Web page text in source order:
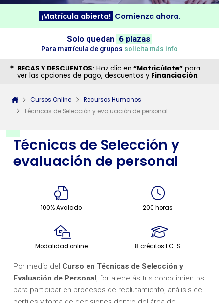
Técnicas de Selección y
evaluación de personal
100% Avalado 200 horas
Modalidad online 8 créditos ECTS
Por medio del Curso en Técnicas de Selección y
Evaluación de Personal, fortalecerás tus conocimientos
para participar en procesos de reclutamiento, análisis de
¡Matrícula abierta! Comienza ahora.
Solo quedan 6 plazas
Para matrícula de grupos solicita más info
BECAS Y DESCUENTOS: Haz clic en “Matricúlate” para
ver las opciones de pago, descuentos y Financiación.
Cursos Online
Recursos Humanos
Técnicas de Selección y evaluación de personal
¿Necesitas más información
sobre un curso?